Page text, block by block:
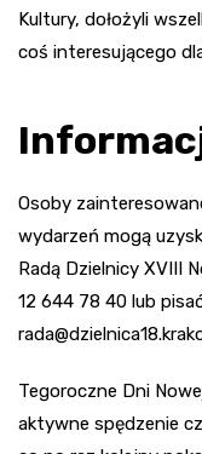
Kultury, dołożyli
coś interesującego
Osoby
wydarzeń mogą
Radą Dzielnicy XVIII
12 644 78 40 lub
Tegoroczne Dni
aktywne spędzenie